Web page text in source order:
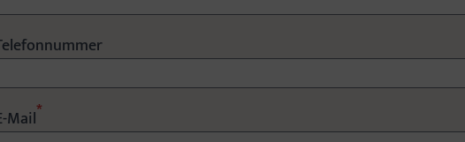
Mail*